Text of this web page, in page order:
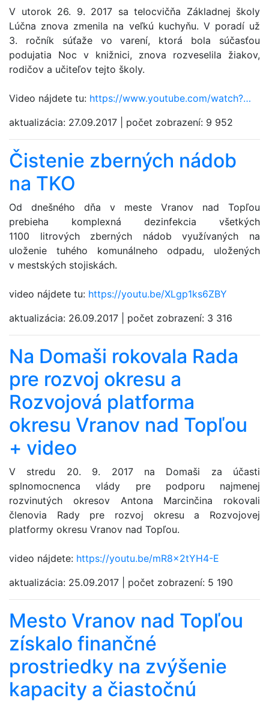
V utorok 26. 9. 2017 sa telocvičňa Základnej školy
Lúčna znova zmenila na veľkú kuchyňu. V poradí už
3. ročník súťaže vo varení, ktorá bola súčasťou
podujatia Noc v knižnici, znova rozveselila žiakov,
rodičov a učiteľov tejto školy.
Video nájdete tu: https://www.youtube.com/watch?…
aktualizácia: 27.09.2017 počet zobrazení: 9 952
Čistenie zberných nádob
na TKO
Od dnešného dňa v meste Vranov nad Topľou
prebieha komplexná dezinfekcia všetkých
1100 litrových zberných nádob využívaných na
uloženie tuhého komunálneho odpadu, uložených
v mestských stojiskách.
video nájdete tu: https://youtu.be/XLgp1ks6ZBY
aktualizácia: 26.09.2017 počet zobrazení: 3 316
Na Domaši rokovala Rada
pre rozvoj okresu a
Rozvojová platforma
okresu Vranov nad Topľou
+ video
V stredu 20. 9. 2017 na Domaši za účasti
splnomocnenca vlády pre podporu najmenej
rozvinutých okresov Antona Marcinčina rokovali
členovia Rady pre rozvoj okresu a Rozvojovej
platformy okresu Vranov nad Topľou.
video nájdete: https://youtu.be/mR8x2tYH4-E
aktualizácia: 25.09.2017 počet zobrazení: 5 190
Mesto Vranov nad Topľou
získalo finančné
prostriedky na zvýšenie
kapacity a čiastočnú